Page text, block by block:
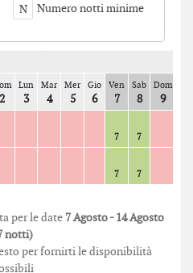
N Numero notti minime
2
Lun
3
Mar
4
Mer
5
Gio
6
Ven
7
Sab
8
Dom
9
7 7
7 7
per le date 7 Agosto - 14 Agosto
notti)
per fornirti le disponibilità